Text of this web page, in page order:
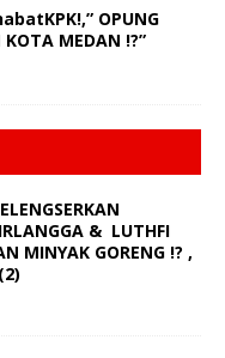
OPUNG
MEDAN !?”
& LUTHFI
MINYAK GORENG !? ,